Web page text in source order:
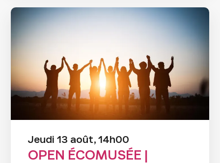
Jeudi 13 août, 14h00
OPEN ÉCOMUSÉE |